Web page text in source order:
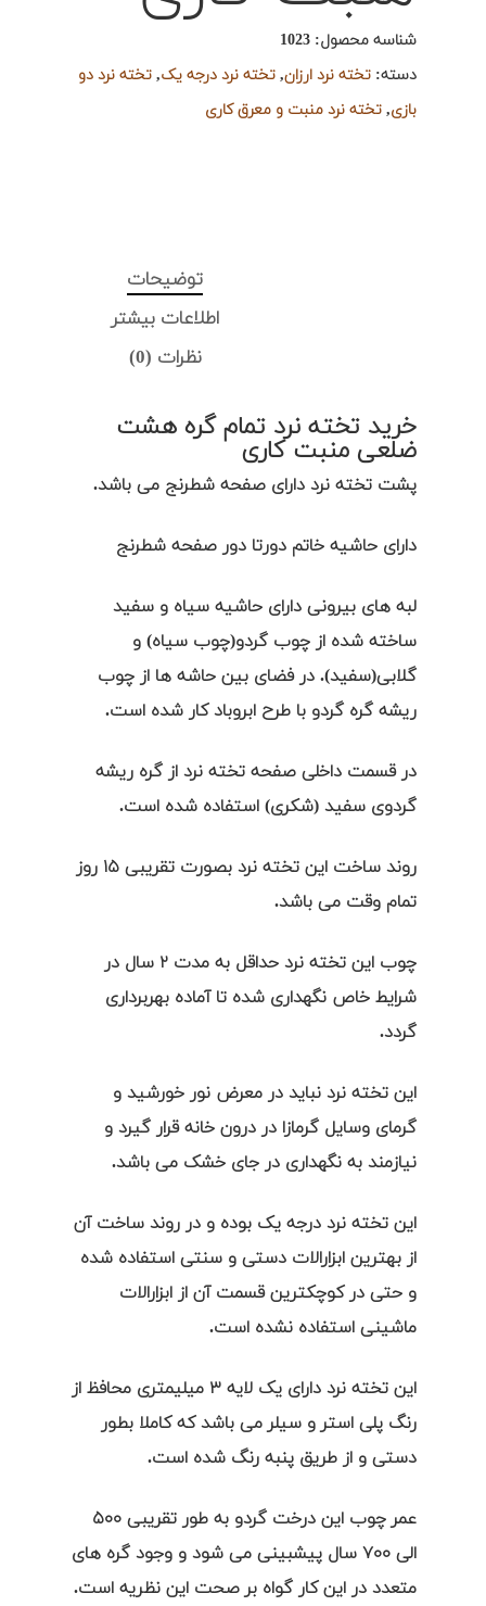
شناسه محصول: 1023
دسته: تخته نرد ارزان, تخته نرد درجه یک, تخته نرد دو
بازی, تخته نرد منبت و معرق کاری
توضیحات
اطلاعات بیشتر
نظرات (0)
خرید تخته نرد تمام گره هشت
ضلعی منبت کاری
پشت تخته نرد دارای صفحه شطرنج می باشد.
دارای حاشیه خاتم دورتا دور صفحه شطرنج
لبه های بیرونی دارای حاشیه سیاه و سفید
ساخته شده از چوب گردو(چوب سیاه) و
گلابی(سفید). در فضای بین حاشه ها از چوب
ریشه گره گردو با طرح ابروباد کار شده است.
در قسمت داخلی صفحه تخته نرد از گره ریشه
گردوی سفید (شکری) استفاده شده است.
روند ساخت این تخته نرد بصورت تقریبی ۱۵ روز
تمام وقت می باشد.
چوب این تخته نرد حداقل به مدت ۲ سال در
شرایط خاص نگهداری شده تا آماده بهربرداری
گردد.
این تخته نرد نباید در معرض نور خورشید و
گرمای وسایل گرمازا در درون خانه قرار گیرد و
نیازمند به نگهداری در جای خشک می باشد.
این تخته نرد درجه یک بوده و در روند ساخت آن
از بهترین ابزارالات دستی و سنتی استفاده شده
و حتی در کوچکترین قسمت آن از ابزارالات
ماشینی استفاده نشده است.
این تخته نرد دارای یک لایه ۳ میلیمتری محافظ از
رنگ پلی استر و سیلر می باشد که کاملا بطور
دستی و از طریق پنبه رنگ شده است.
عمر چوب این درخت گردو به طور تقریبی ۵۰۰
الی ۷۰۰ سال پیشبینی می شود و وجود گره های
متعدد در این کار گواه بر صحت این نظریه است.